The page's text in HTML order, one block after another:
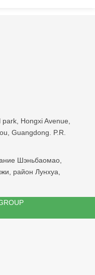
Hongxi Avenue,
Guangdong. P.R.
Шэньбаомао,
район Лунхуа,